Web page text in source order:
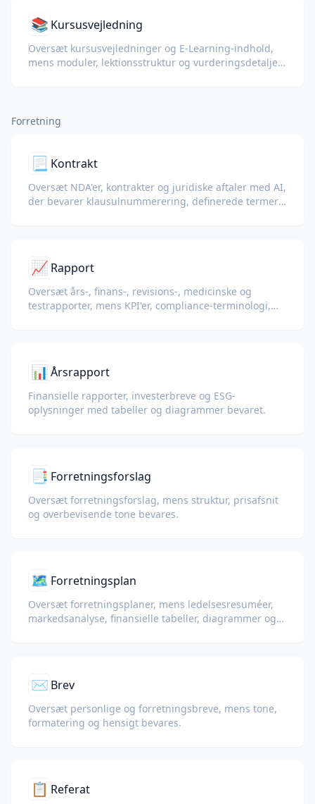
📚 Kursusvejledning
Oversæt kursusvejledninger og E-Learning-indhold,
mens moduler, lektionsstruktur og vurderingsdetaljer
Forretning
📃 Kontrakt
Oversæt NDA'er, kontrakter og juridiske aftaler med AI,
der bevarer klausulnummerering, definerede termer
📈 Rapport
Oversæt års-, finans-, revisions-, medicinske og
testrapporter, mens KPI'er, compliance-terminologi,
📊 Årsrapport
Finansielle rapporter, investerbreve og ESG-
oplysninger med tabeller og diagrammer bevaret.
📑 Forretningsforslag
Oversæt forretningsforslag, mens struktur, prisafsnit
og overbevisende tone bevares.
🗺️ Forretningsplan
Oversæt forretningsplaner, mens ledelsesresuméer,
markedsanalyse, finansielle tabeller, diagrammer og
✉️ Brev
Oversæt personlige og forretningsbreve, mens tone,
formatering og hensigt bevares.
📋 Referat